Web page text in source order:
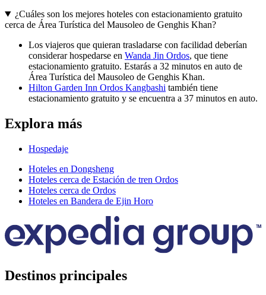
¿Cuáles son los mejores hoteles con estacionamiento gratuito
cerca de Área Turística del Mausoleo de Genghis Khan?
Los viajeros que quieran trasladarse con facilidad deberían
considerar hospedarse en Wanda Jin Ordos, que tiene
estacionamiento gratuito. Estarás a 32 minutos en auto de
Área Turística del Mausoleo de Genghis Khan.
Hilton Garden Inn Ordos Kangbashi también tiene
estacionamiento gratuito y se encuentra a 37 minutos en auto.
Explora más
Hospedaje
Hoteles en Dongsheng
Hoteles cerca de Estación de tren Ordos
Hoteles cerca de Ordos
Hoteles en Bandera de Ejin Horo
Destinos principales